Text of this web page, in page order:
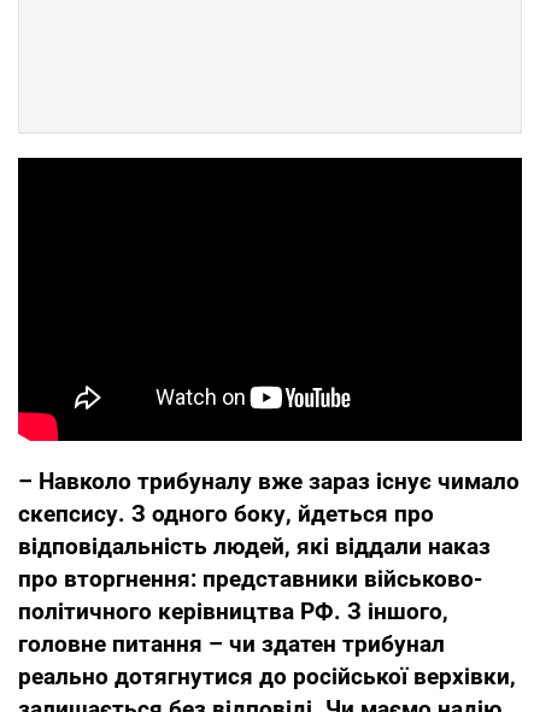
– Навколо трибуналу вже зараз існує чимало
скепсису. З одного боку, йдеться про
відповідальність людей, які віддали наказ
про вторгнення: представники військово-
політичного керівництва РФ. З іншого,
головне питання – чи здатен трибунал
реально дотягнутися до російської верхівки,